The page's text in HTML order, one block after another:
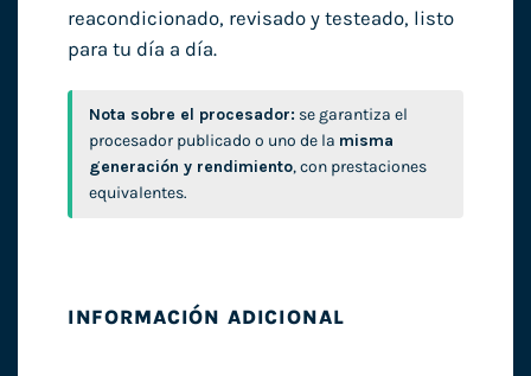
reacondicionado, revisado y testeado, listo
para tu día a día.
Nota sobre el procesador: se garantiza el
procesador publicado o uno de la misma
generación y rendimiento, con prestaciones
equivalentes.
INFORMACIÓN ADICIONAL